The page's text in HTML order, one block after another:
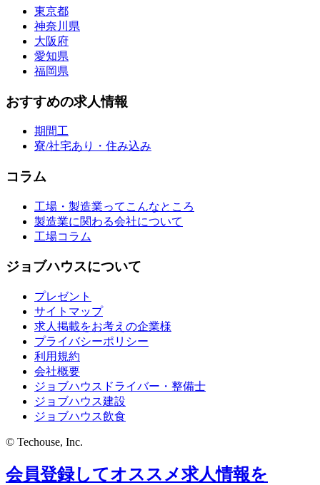
東京都
神奈川県
大阪府
愛知県
福岡県
おすすめの求人情報
期間工
寮/社宅あり・住み込み
コラム
工場・製造業ってこんなところ
製造業に関わる会社について
工場コラム
ジョブハウスについて
プレゼント
サイトマップ
求人掲載をお考えの企業様
プライバシーポリシー
利用規約
会社概要
ジョブハウスドライバー・整備士
ジョブハウス建設
ジョブハウス飲食
© Techouse, Inc.
会員登録してオススメ求人情報を